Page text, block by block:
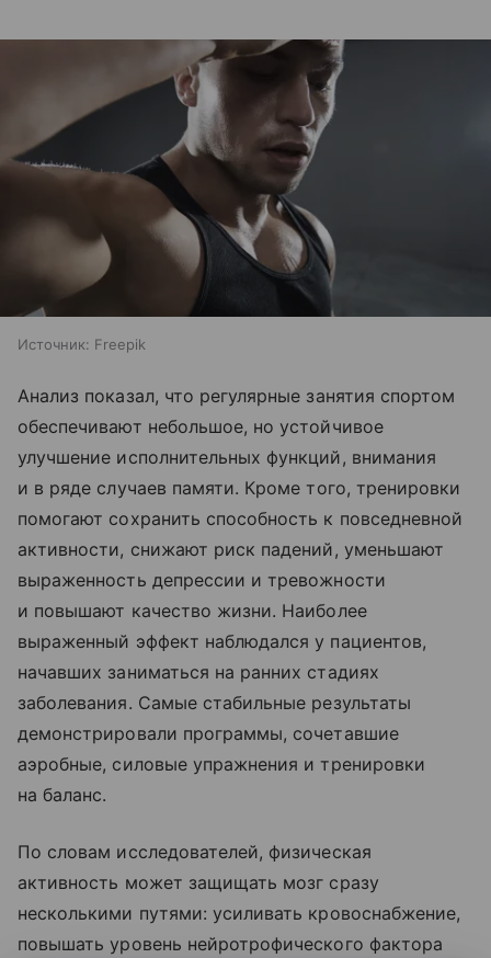
Источник: Freepik
Анализ показал, что регулярные занятия спортом
обеспечивают небольшое, но устойчивое
улучшение исполнительных функций, внимания
и в ряде случаев памяти. Кроме того, тренировки
помогают сохранить способность к повседневной
активности, снижают риск падений, уменьшают
выраженность депрессии и тревожности
и повышают качество жизни. Наиболее
выраженный эффект наблюдался у пациентов,
начавших заниматься на ранних стадиях
заболевания. Самые стабильные результаты
демонстрировали программы, сочетавшие
аэробные, силовые упражнения и тренировки
на баланс.
По словам исследователей, физическая
активность может защищать мозг сразу
несколькими путями: усиливать кровоснабжение,
повышать уровень нейротрофического фактора